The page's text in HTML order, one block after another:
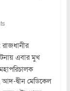
রাজধানীর
এবার মুখ
দ্বীন মেডিকেল